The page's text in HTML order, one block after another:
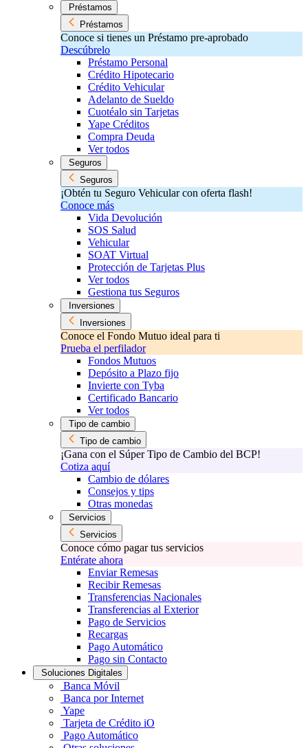
Préstamos
Préstamos
Conoce si tienes un Préstamo pre-aprobado
Descúbrelo
Préstamo Personal
Crédito Hipotecario
Crédito Vehicular
Adelanto de Sueldo
Cuotéalo sin Tarjetas
Yape Créditos
Compra Deuda
Ver todos
Seguros
Seguros
¡Obtén tu Seguro Vehicular con oferta flash!
Conoce más
Vida Devolución
SOS Salud
Vehicular
SOAT Virtual
Protección de Tarjetas Plus
Ver todos
Gestiona tus Seguros
Inversiones
Inversiones
Conoce el Fondo Mutuo ideal para ti
Prueba el perfilador
Fondos Mutuos
Depósito a Plazo fijo
Invierte con Tyba
Certificado Bancario
Ver todos
Tipo de cambio
Tipo de cambio
¡Gana con el Súper Tipo de Cambio del BCP!
Cotiza aquí
Cambio de dólares
Consejos y tips
Otras monedas
Servicios
Servicios
Conoce cómo pagar tus servicios
Entérate ahora
Enviar Remesas
Recibir Remesas
Transferencias Nacionales
Transferencias al Exterior
Pago de Servicios
Recargas
Pago Automático
Pago sin Contacto
Soluciones Digitales
Banca Móvil
Banca por Internet
Yape
Tarjeta de Crédito iO
Pago Automático